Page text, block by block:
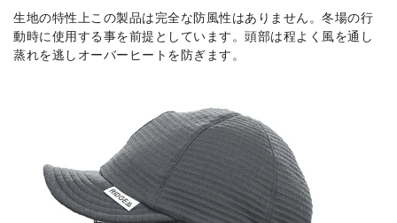
生地の特性上この製品は完全な防風性はありません。冬場の行
動時に使用する事を前提としています。頭部は程よく風を通し
蒸れを逃しオーバーヒートを防ぎます。